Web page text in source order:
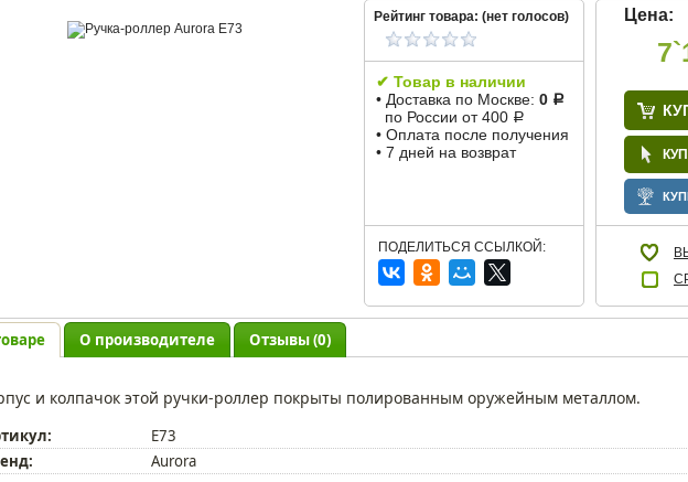
Рейтинг товара: (нет голосов)
✔ Товар в наличии
• Доставка по Москве: 0 Р
по России от 400 Р
• Оплата после получения
• 7 дней на возврат
ПОДЕЛИТЬСЯ ССЫЛКОЙ:
Цена:
О производителе Отзывы (0)
и колпачок этой ручки-роллер покрыты полированным оружейным металлом.
E73
Aurora